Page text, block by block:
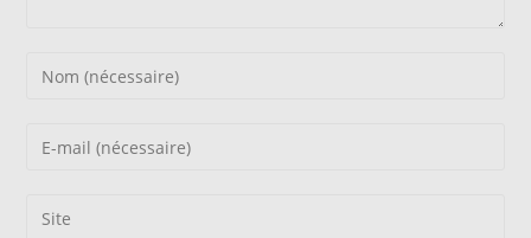
Enter
Enter
address
Saisir